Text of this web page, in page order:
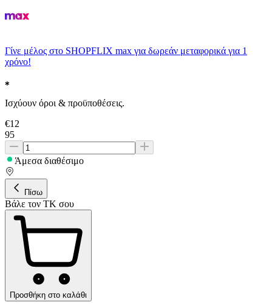
Γίνε μέλος στο SHOPFLIX max για δωρεάν μεταφορικά για 1
χρόνο!
Ισχύουν όροι & προϋποθέσεις.
€12
95
Άμεσα διαθέσιμο
Πίσω
Βάλε τον ΤΚ σου
Προσθήκη στο καλάθι